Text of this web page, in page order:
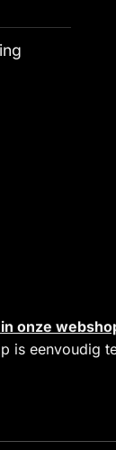
onze
is eenvoudig